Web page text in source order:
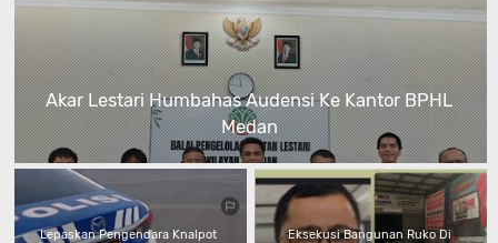
Akar Lestari Humbahas Audensi Ke Kantor BPHL
Medan
Lepaskan Pengendara Knalpot
Eksekusi Bangunan Ruko Di